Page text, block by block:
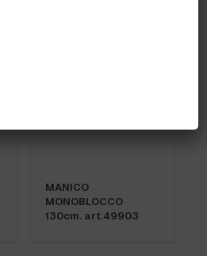
MANICO
MONOBLOCCO
130cm. art.49903